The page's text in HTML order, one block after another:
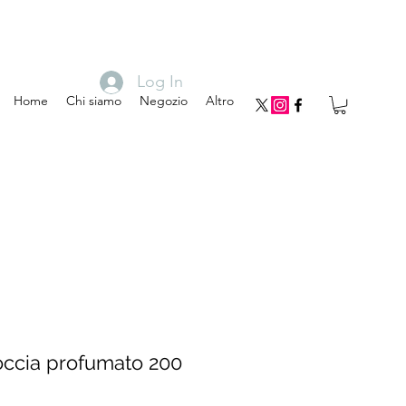
Home Chi siamo Negozio Altro
Log In
profumato 200